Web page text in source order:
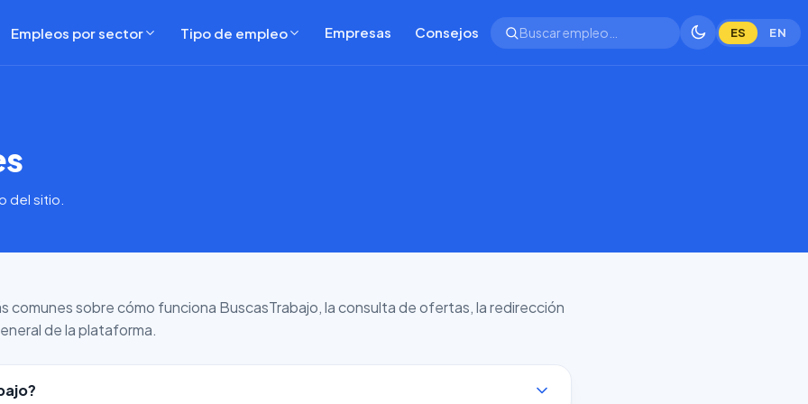
Empleos por sector Tipo de empleo Empresas Consejos ES EN
del sitio.
comunes sobre cómo funciona BuscasTrabajo, la consulta de ofertas, la redirección
de la plataforma.